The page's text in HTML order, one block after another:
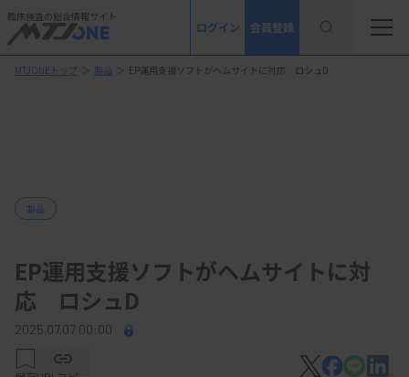
臨床検査の総合情報サイト
ログイン 会員登録
MTJONEトップ ＞ 製品 ＞ EP運用支援ソフトがヘムサイトに対応 ロシュD
製品
EP運用支援ソフトがヘムサイトに対
応 ロシュD
2025.07.07 00:00